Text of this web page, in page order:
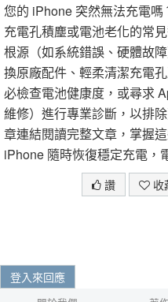
您的 iPhone 突然無法充電嗎
充電孔積塵或電池老化的常
根源（如系統錯誤、硬體故
換原廠配件、輕柔清潔充電
必檢查電池健康度，或尋求
維修）進行專業診斷，以排
章連結閱讀完整文章，掌握
iPhone 隨時恢復穩定充電，
讚 收
登入來回應